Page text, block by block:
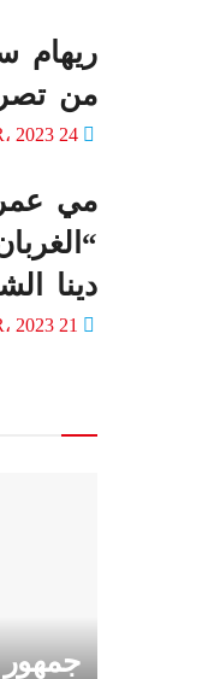
ريهام
من
مي
دينا
جمهور